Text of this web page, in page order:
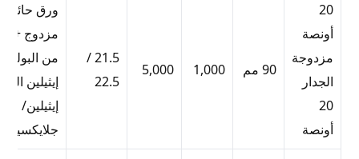
20
أونصة
مزدوجة
الجدار
20
أونصة
90 مم 1,000
5,000
21.5 /
22.5
ورق حائط
مزدوج +
من البولي
إيثيلين
إيثيلين/